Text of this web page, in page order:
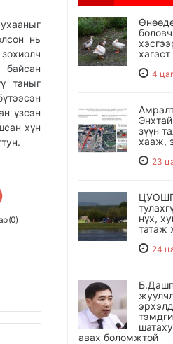
нь
таныг
үзсэн
хүн
(0)
4
зүүн
хааж,
23
нүх,
татаж
24
авах боломжтой